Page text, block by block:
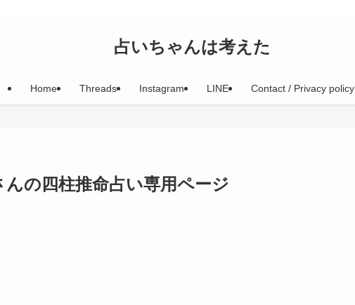
占いちゃんは考えた
Home Threads Instagram LINE Contact / Privacy policy
の四柱推命占い専用ページ